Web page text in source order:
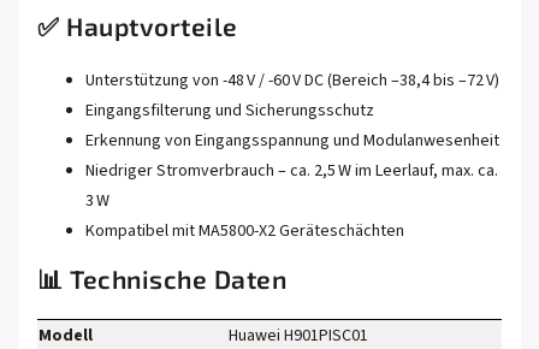
✅ Hauptvorteile
Unterstützung von -48 V / -60 V DC (Bereich –38,4 bis –72 V)
Eingangsfilterung und Sicherungsschutz
Erkennung von Eingangsspannung und Modulanwesenheit
Niedriger Stromverbrauch – ca. 2,5 W im Leerlauf, max. ca.
3 W
Kompatibel mit MA5800‑X2 Geräteschächten
📊 Technische Daten
Modell
Huawei H901PISC01